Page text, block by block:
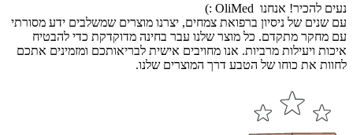
נעים להכיר! אנחנו OliMed :)
עם שנים של ניסיון ברפואת צמחים, יצרנו מוצרים שמשלבים ידע מסורתי
עם מחקר מתקדם. כל מוצר שלנו עבר בחינה מדוקדקת כדי להבטיח
איכות ויעילות מרביות. אנו מחויבים אישית לבריאותכם ומזמינים אתכם
לחוות את כוחו של הטבע דרך המוצרים שלנו.